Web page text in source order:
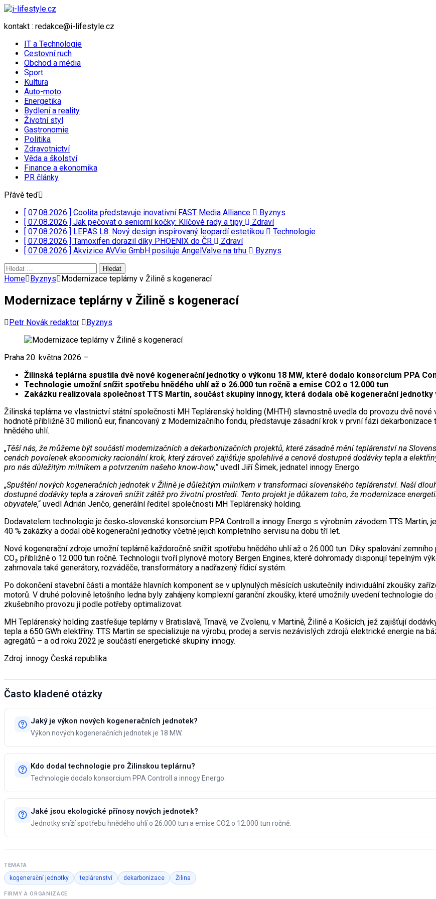
kontakt : redakce@i-lifestyle.cz
IT a Technologie
Cestovní ruch
Obchod a média
Sport
Kultura
Auto-moto
Energetika
Bydlení a reality
Životní styl
Gastronomie
Politika
Zdravotnictví
Věda a školství
Finance a ekonomika
PR články
Přávě teď
[ 07.08.2026 ] Coolita představuje inovativní FAST Media Alliance
Byznys
[ 07.08.2026 ] Jak pečovat o seniorní kočky: Klíčové rady a tipy
Zdraví
[ 07.08.2026 ] LEPAS L8: Nový design inspirovaný leopardí estetikou
Technologie
[ 07.08.2026 ] Tamoxifen dorazil díky PHOENIX do ČR
Zdraví
[ 07.08.2026 ] Akvizice AVVie GmbH posiluje AngelValve na trhu
Byznys
Vyhledávání
Home Byznys Modernizace teplárny v Žilině s kogenerací
Modernizace teplárny v Žilině s kogenerací
Petr Novák redaktor Byznys
Praha 20. května 2026 –
Žilinská teplárna spustila dvě nové kogenerační jednotky o výkonu 18 MW, které dodalo konsorcium PPA
Technologie umožní snížit spotřebu hnědého uhlí až o 26.000 tun ročně a emise CO2 o 12.000 tun
Zakázku realizovala společnost TTS Martin, součást skupiny innogy, která dodala obě kogenerační
Žilinská teplárna ve vlastnictví státní společnosti MH Teplárenský holding (MHTH) slavnostně uvedla do provozu dvě
hodnotě přibližně 30 milionů eur, financovaný z Modernizačního fondu, představuje zásadní krok v první fázi
hnědého uhlí.
„Těší nás, že můžeme být součástí modernizačních a dekarbonizačních projektů, které zásadně mění teplárenství na
cenách povolenek ekonomicky racionální krok, který zároveň zajišťuje spolehlivé a cenově dostupné dodávky tepla a
pro nás důležitým milníkem a potvrzením našeho know‑how,“uvedl Jiří Šimek, jednatel innogy Energo.
„Spuštění nových kogeneračních jednotek v Žilině je důležitým milníkem v transformaci slovenského teplárenství. Naší
dostupné dodávky tepla a zároveň snížit zátěž pro životní prostředí. Tento projekt je důkazem toho, že modernizace
obyvatele,“ uvedl Adrián Jenčo, generální ředitel společnosti MH Teplárenský holding.
Dodavatelem technologie je česko‑slovenské konsorcium PPA Controll a innogy Energo s výrobním závodem TTS
40 % zakázky a dodal obě kogenerační jednotky včetně jejich kompletního servisu na dobu tří let.
Nové kogenerační zdroje umožní teplárně každoročně snížit spotřebu hnědého uhlí až o 26.000 tun. Díky spalování
CO₂ přibližně o 12.000 tun ročně. Technologii tvoří plynové motory Bergen Engines, které dohromady disponují tepelným
zahrnovala také generátory, rozváděče, transformátory a nadřazený řídicí systém.
Po dokončení stavební části a montáže hlavních komponent se v uplynulých měsících uskutečnily individuální zkoušky
motorů. V druhé polovině letošního ledna byly zahájeny komplexní garanční zkoušky, které umožnily uvedení technologie
zkušebního provozu ji podle potřeby optimalizovat.
MH Teplárenský holding zastřešuje teplárny v Bratislavě, Trnavě, ve Zvolenu, v Martině, Žilině a Košicích, jež zajišťují
tepla a 650 GWh elektřiny. TTS Martin se specializuje na výrobu, prodej a servis nezávislých zdrojů elektrické energie na
agregátů – a od roku 2022 je součástí energetické skupiny innogy.
Zdroj: innogy Česká republika
Často kladené otázky
Jaký je výkon nových kogeneračních jednotek?
Výkon nových kogeneračních jednotek je 18 MW.
Kdo dodal technologie pro Žilinskou teplárnu?
Technologie dodalo konsorcium PPA Controll a innogy Energo.
Jaké jsou ekologické přínosy nových jednotek?
Jednotky sníží spotřebu hnědého uhlí o 26.000 tun a emise CO2 o 12.000 tun ročně.
TÉMATA
kogenerační jednotky teplárenství dekarbonizace Žilina
FIRMY A ORGANIZACE